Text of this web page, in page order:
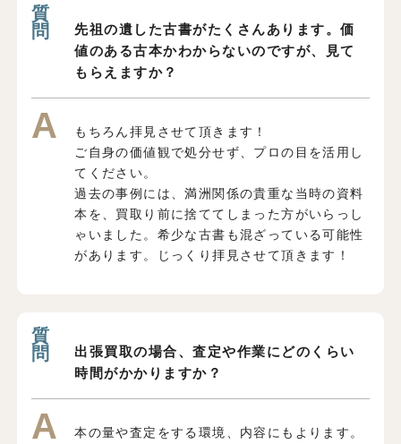
先祖の遺した古書がたくさんあります。価
値のある古本かわからないのですが、見て
もらえますか？
もちろん拝見させて頂きます！
ご自身の価値観で処分せず、プロの目を活用し
てください。
過去の事例には、満洲関係の貴重な当時の資料
本を、買取り前に捨ててしまった方がいらっし
ゃいました。希少な古書も混ざっている可能性
があります。じっくり拝見させて頂きます！
出張買取の場合、査定や作業にどのくらい
時間がかかりますか？
本の量や査定をする環境、内容にもよります。